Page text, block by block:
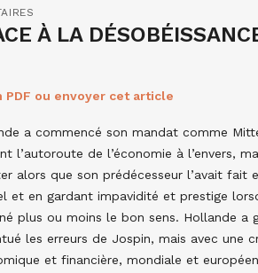
À LA
ou envoyer cet article
a commencé son mandat comme
l’autoroute de l’économie à l’envers,
alors que son prédécesseur l’avait fait
et en gardant impavidité et prestige
plus ou moins le bon sens. Hollande a
les erreurs de Jospin, mais avec une
et financière, mondiale et